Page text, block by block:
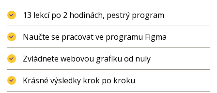
13 lekcí po 2 hodinách, pestrý program
Naučte se pracovat ve programu Figma
Zvládnete webovou grafiku od nuly
Krásné výsledky krok po kroku